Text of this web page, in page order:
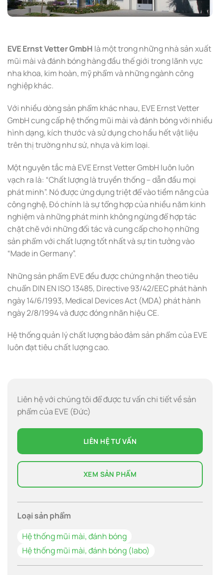
EVE Ernst Vetter GmbH là một trong những nhà sản xuất
mũi mài và đánh bóng hàng đầu thế giới trong lãnh vực
nha khoa, kim hoàn, mỹ phẩm và những ngành công
nghiệp khác.
Với nhiều dòng sản phẩm khác nhau, EVE Ernst Vetter
GmbH cung cấp hệ thống mũi mài và đánh bóng với nhiều
hình dạng, kích thước và sử dụng cho hầu hết vật liệu
trên thị trường như sứ, nhựa và kim loại.
Một nguyên tắc mà EVE Ernst Vetter GmbH luôn luôn
vạch ra là: “Chất lượng là truyền thống – dẫn đầu mọi
phát minh”. Nó được ứng dụng triệt để vào tiềm năng của
công nghệ, Đó chính là sự tổng hợp của nhiều năm kinh
nghiệm và những phát minh không ngừng để hợp tác
chặt chẽ với những đối tác và cung cấp cho họ những
sản phẩm với chất lượng tốt nhất và sự tin tưởng vào
“Made in Germany”.
Những sản phẩm EVE đều được chứng nhận theo tiêu
chuẩn DIN EN ISO 13485, Directive 93/42/EEC phát hành
ngày 14/6/1993, Medical Devices Act (MDA) phát hành
ngày 2/8/1994 và được đóng nhãn hiệu CE.
Hệ thống quản lý chất lượng bảo đảm sản phẩm của EVE
luôn đạt tiêu chất lượng cao.
Liên hệ với chúng tôi để được tư vấn chi tiết về sản
phẩm của EVE (Đức)
LIÊN HỆ TƯ VẤN
XEM SẢN PHẨM
Loại sản phẩm
Hệ thống mũi mài, đánh bóng
Hệ thống mũi mài, đánh bóng (labo)